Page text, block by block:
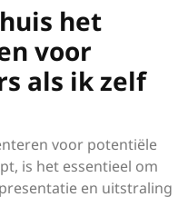
het
voor
als ik zelf
voor potentiële
is het essentieel om
en uitstraling